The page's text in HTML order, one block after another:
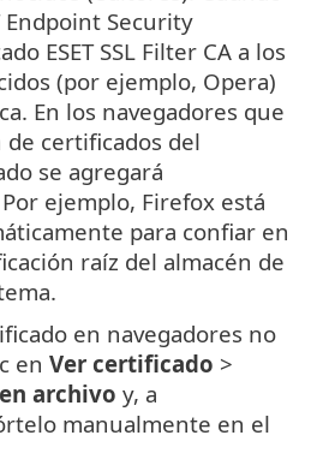
Endpoint Security
ESET SSL Filter CA a los
(por ejemplo, Opera)
En los navegadores que
certificados del
se agregará
ejemplo, Firefox está
para confiar en
raíz del almacén de
en navegadores no
en Ver certificado >
archivo y, a
manualmente en el